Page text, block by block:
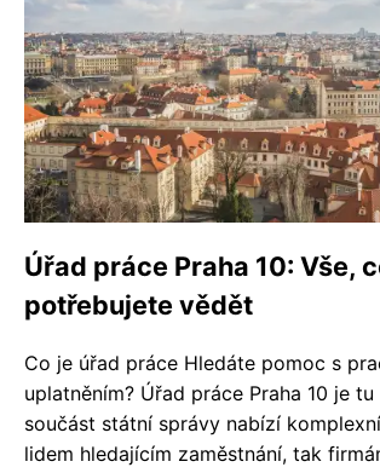
Úřad práce Praha 10: Vše,
potřebujete vědět
Co je úřad práce Hledáte pomoc s
uplatněním? Úřad práce Praha 10 je
součást státní správy nabízí
lidem hledajícím zaměstnání, tak